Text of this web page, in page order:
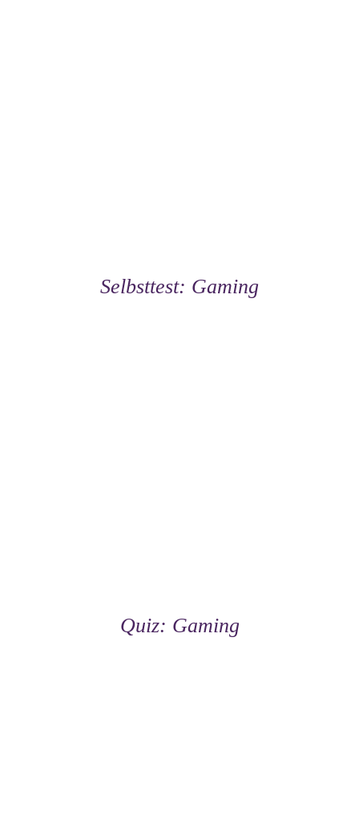
Selbsttest: Gaming
Quiz: Gaming